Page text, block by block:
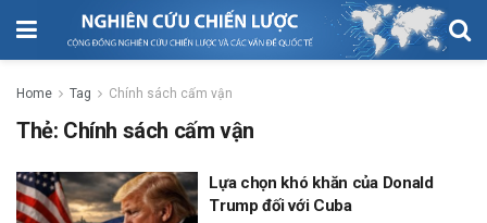
Home Tag Chính sách cấm vận
Thẻ: Chính sách cấm vận
Lựa chọn khó khăn của Donald
Trump đối với Cuba